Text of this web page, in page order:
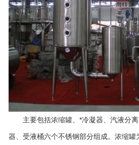
主要包括浓缩罐、*冷凝器、汽液分
器、受液桶六个不锈钢部分组成。浓缩罐